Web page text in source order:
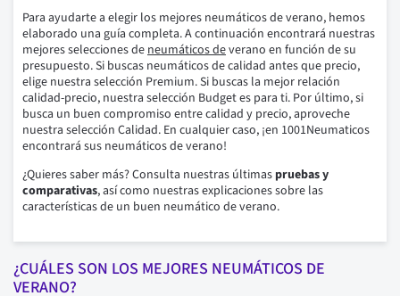
Para ayudarte a elegir los mejores neumáticos de verano, hemos
elaborado una guía completa. A continuación encontrará nuestras
mejores selecciones deneumáticos deverano en función de su
presupuesto. Si buscas neumáticos de calidad antes que precio,
elige nuestra selección Premium. Si buscas la mejor relación
calidad-precio, nuestra selección Budget es para ti. Por último, si
busca un buen compromiso entre calidad y precio, aproveche
nuestra selección Calidad. En cualquier caso, ¡en 1001Neumaticos
encontrará sus neumáticos de verano!
¿Quieres saber más? Consulta nuestras últimas pruebas y
comparativas, así como nuestras explicaciones sobre las
características de un buen neumático de verano.
¿CUÁLES SON LOS MEJORES NEUMÁTICOS DE
VERANO?